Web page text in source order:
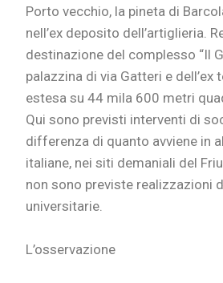
Porto vecchio, la pineta di
nell’ex deposito dell’artiglieria.
destinazione del complesso “Il
palazzina di via Gatteri e dell’ex
estesa su 44 mila 600 metri
Qui sono previsti interventi di
differenza di quanto avviene in
italiane, nei siti demaniali del
non sono previste realizzazioni
universitarie.
L’osservazione